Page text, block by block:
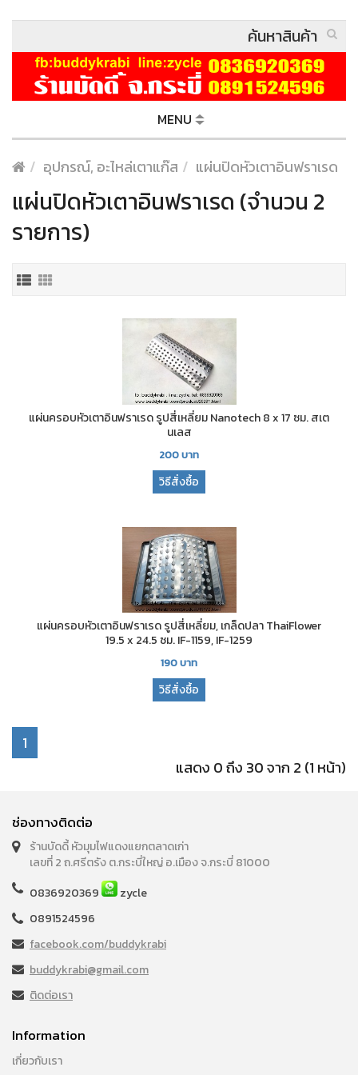
MENU
อุปกรณ์, อะไหล่เตาแก๊ส แผ่นปิดหัวเตาอินฟราเรด
แผ่นปิดหัวเตาอินฟราเรด (จำนวน 2
รายการ)
แผ่นครอบหัวเตาอินฟราเรด รูปสี่เหลี่ยม Nanotech 8 x 17 ซม. สเต
นเลส
200บาท
วิธีสั่งซื้อ
แผ่นครอบหัวเตาอินฟราเรด รูปสี่เหลี่ยม, เกล็ดปลา ThaiFlower
19.5 x 24.5 ซม. IF-1159, IF-1259
190บาท
วิธีสั่งซื้อ
1
แสดง 0 ถึง 30 จาก 2 (1 หน้า)
ช่องทางติดต่อ
ร้านบัดดี้ หัวมุมไฟแดงแยกตลาดเก่า
เลขที่ 2 ถ.ศรีตรัง ต.กระบี่ใหญ่ อ.เมือง จ.กระบี่ 81000
0836920369
zycle
0891524596
facebook.com/buddykrabi
buddykrabi@gmail.com
ติดต่อเรา
Information
เกี่ยวกับเรา